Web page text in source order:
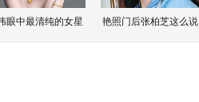
眼中最清纯的女星 艳照门后张柏芝这么说